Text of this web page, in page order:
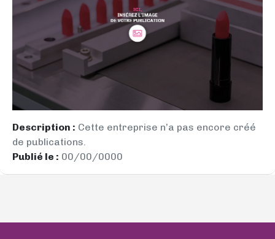
Description : Cette entreprise n’a pas encore créé
de publications.
Publié le : 00/00/0000